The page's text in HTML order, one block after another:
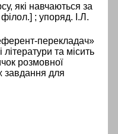
які навчаються за
; упоряд. І.Л.
перекладач»
та місить
розмовної
завдання для